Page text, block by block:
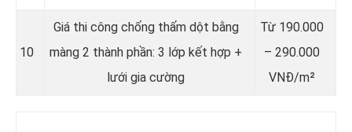
10
Giá thi công chống thấm dột bằng
màng 2 thành phần: 3 lớp kết hợp +
lưới gia cường
Từ 190.000
– 290.000
VNĐ/m²